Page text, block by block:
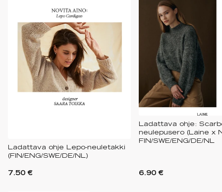
Ladattava ohje Lepo-neuletakki
(FIN/ENG/SWE/DE/NL)
7.50 €
Ladattava ohje:
neulepusero (Laine x
FIN/SWE/ENG/DE/NL
6.90 €